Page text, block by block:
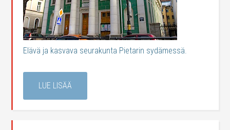
Elävä ja kasvava seurakunta Pietarin sydämessä.
LUE LISÄÄ